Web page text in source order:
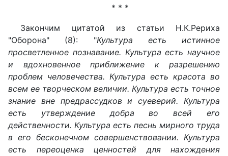
* * *
Закончим цитатой из статьи Н.К.Рериха
"Оборона" (8): "Культура есть истинное
просветленное познавание. Культура есть научное
и вдохновенное приближение к разрешению
проблем человечества. Культура есть красота во
всем ее творческом величии. Культура есть точное
знание вне предрассудков и суеверий. Культура
есть утверждение добра во всей его
действенности. Культура есть песнь мирного труда
в его бесконечном совершенствовании. Культура
есть переоценка ценностей для нахождения